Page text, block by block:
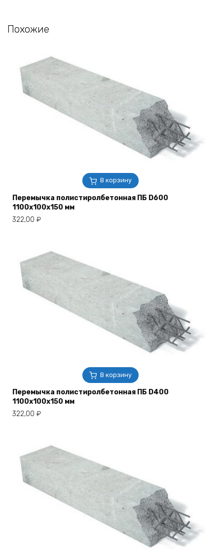
Похожие
В корзину
Перемычка полистиролбетонная ПБ D600
1100х100х150 мм
322,00 ₽
В корзину
Перемычка полистиролбетонная ПБ D400
1100х100х150 мм
322,00 ₽